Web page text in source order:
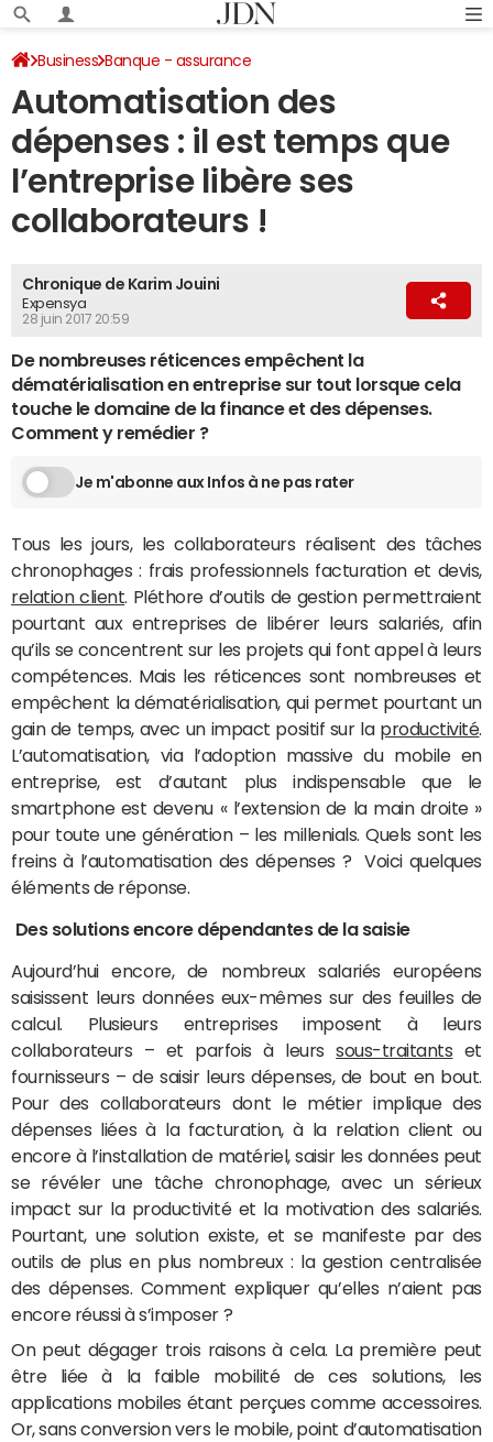
Business Banque - assurance
Automatisation des
dépenses : il est temps que
l’entreprise libère ses
collaborateurs !
Chronique de Karim Jouini
Expensya
28 juin 2017 20:59
De nombreuses réticences empêchent la
dématérialisation en entreprise sur tout lorsque cela
touche le domaine de la finance et des dépenses.
Comment y remédier ?
Je m'abonne aux Infos à ne pas rater
Tous les jours, les collaborateurs réalisent des tâches
chronophages : frais professionnels facturation et devis,
relation client . Pléthore d’outils de gestion permettraient
pourtant aux entreprises de libérer leurs salariés, afin
qu’ils se concentrent sur les projets qui font appel à leurs
compétences. Mais les réticences sont nombreuses et
empêchent la dématérialisation, qui permet pourtant un
gain de temps, avec un impact positif sur la productivité.
L’automatisation, via l’adoption massive du mobile en
entreprise, est d’autant plus indispensable que le
smartphone est devenu « l’extension de la main droite »
pour toute une génération – les millenials. Quels sont les
freins à l’automatisation des dépenses ? Voici quelques
éléments de réponse.
Des solutions encore dépendantes de la saisie
Aujourd’hui encore, de nombreux salariés européens
saisissent leurs données eux-mêmes sur des feuilles de
calcul. Plusieurs entreprises imposent à leurs
collaborateurs – et parfois à leurssous-traitants et
fournisseurs – de saisir leurs dépenses, de bout en bout.
Pour des collaborateurs dont le métier implique des
dépenses liées à la facturation, à la relation client ou
encore à l’installation de matériel, saisir les données peut
se révéler une tâche chronophage, avec un sérieux
impact sur la productivité et la motivation des salariés.
Pourtant, une solution existe, et se manifeste par des
outils de plus en plus nombreux : la gestion centralisée
des dépenses. Comment expliquer qu’elles n’aient pas
encore réussi à s’imposer ?
On peut dégager trois raisons à cela. La première peut
être liée à la faible mobilité de ces solutions, les
applications mobiles étant perçues comme accessoires.
Or, sans conversion vers le mobile, point d’automatisation